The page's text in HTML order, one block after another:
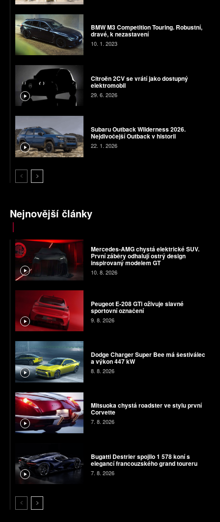
BMW M3 Competition Touring. Robustní,
dravé, k nezastavení
10. 1. 2023
Citroën 2CV se vrátí jako dostupný
elektromobil
29. 6. 2026
Subaru Outback Wilderness 2026.
Nejdivočejší Outback v historii
22. 1. 2026
Nejnovější články
Mercedes-AMG chystá elektrické SUV.
První záběry odhalují ostrý design
inspirovaný modelem GT
10. 8. 2026
Peugeot E-208 GTi oživuje slavné
sportovní označení
9. 8. 2026
Dodge Charger Super Bee má šestiválec
a výkon 447 kW
8. 8. 2026
Mitsuoka chystá roadster ve stylu první
Corvette
7. 8. 2026
Bugatti Destrier spojilo 1 578 koní s
elegancí francouzského grand toureru
7. 8. 2026